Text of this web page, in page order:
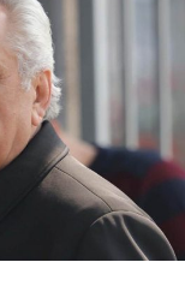
rijetko bilježe.